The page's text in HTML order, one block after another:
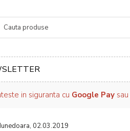
in siguranta cu Google Paysau
02.03.2019